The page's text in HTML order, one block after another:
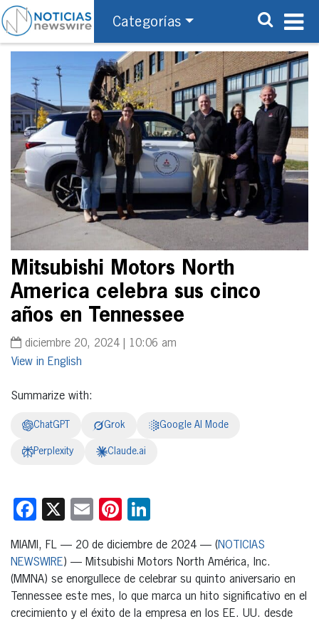
Categorías
Mitsubishi Motors North
America celebra sus cinco
años en Tennessee
diciembre 20, 2024 | 10:06 am
English
Summarize with:
ChatGPT Grok Google AI Mode
Perplexity Claude.ai
Facebook
X EmailPinterest
MIAMI, FL — 20 de diciembre de 2024 — (NOTICIAS
NEWSWIRE) — Mitsubishi Motors North América, Inc.
(MMNA) se enorgullece de celebrar su quinto aniversario en
Tennessee este mes, lo que marca un hito significativo en el
crecimiento y el éxito de la empresa en los EE. UU. desde